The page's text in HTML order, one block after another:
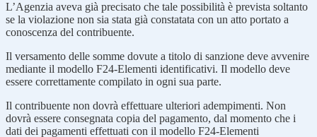
L’Agenzia aveva già precisato che tale possibilità è prevista soltanto
se la violazione non sia stata già constatata con un atto portato a
conoscenza del contribuente.
Il versamento delle somme dovute a titolo di sanzione deve avvenire
mediante il modello F24-Elementi identificativi. Il modello deve
essere correttamente compilato in ogni sua parte.
Il contribuente non dovrà effettuare ulteriori adempimenti. Non
dovrà essere consegnata copia del pagamento, dal momento che i
dati dei pagamenti effettuati con il modello F24-Elementi